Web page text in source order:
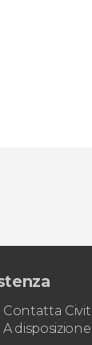
Contatta
A disposizione